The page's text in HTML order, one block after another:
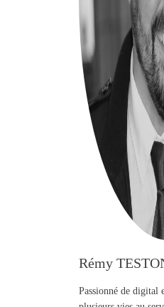
Rémy
Passionné de digital